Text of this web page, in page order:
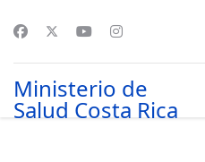
Ministerio de
Salud Costa Rica